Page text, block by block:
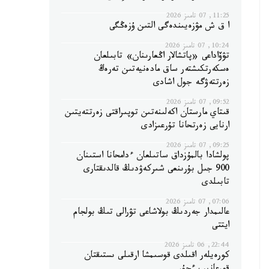
11:25, 07 تامىز 2026
ا ق ش مۋزەيىندەگى التىن ۇزەڭگى
10:24, 07 تامىز 2026
تۋۆاداعى «پاتشالار اڭعارىنان» تابىلعان
ەسكەرتكىشتەر ساق مادەنيەتىن تەرەڭ
زەرتتەۋگە جول اشادى
09:52, 07 تامىز 2026
قىتاي مارستان اكەلىنەتىن توپىراقتى زەرتتەيتىن
ارنايى زەرتحانا تۇرعىزادى
09:25, 07 تامىز 2026
پولشادا بالمۇزداق ساتىلعان ءدامحانا استىنان
900 جىل بۇرىنعى شىركەۋدىڭ قالدىقتارى
تابىلدى
07:06, 07 تامىز 2026
عالىمدار جەردىڭ بولاشاعى تۋرالى تىڭ بولجام
ايتتى
22:44, 06 تامىز 2026
كورەيلەر اقىلدى قوسىمشا ارقىلى ىستىقتان